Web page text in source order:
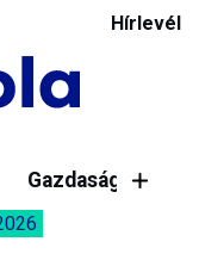
Hírlevél
Gazdaság